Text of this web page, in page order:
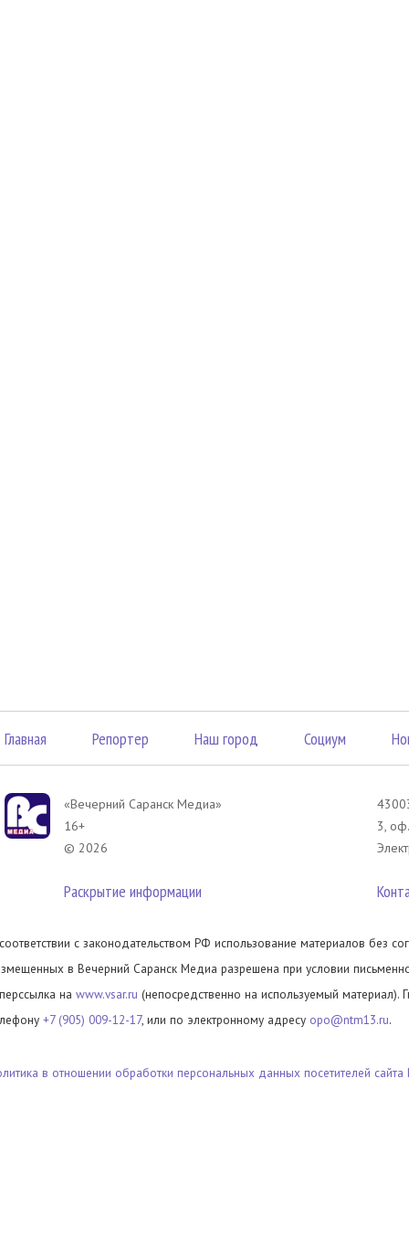
Главная Репортер Наш город Социум
«Вечерний Саранск Mедиа»
16+
© 2026
Раскрытие информации
3,
с законодательством РФ использование материалов без
в Вечерний Саранск Медиа разрешена при условии
на www.vsar.ru (непосредственно на используемый материал).
+7 (905) 009-12-17, или по электронному адресу opo@ntm13.ru.
в отношении обработки персональных данных посетителей